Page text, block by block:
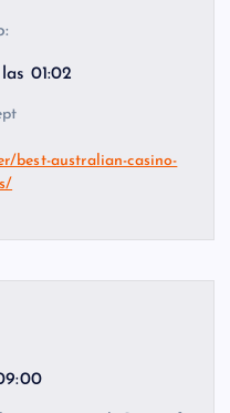
01:02
best-australian-casino-